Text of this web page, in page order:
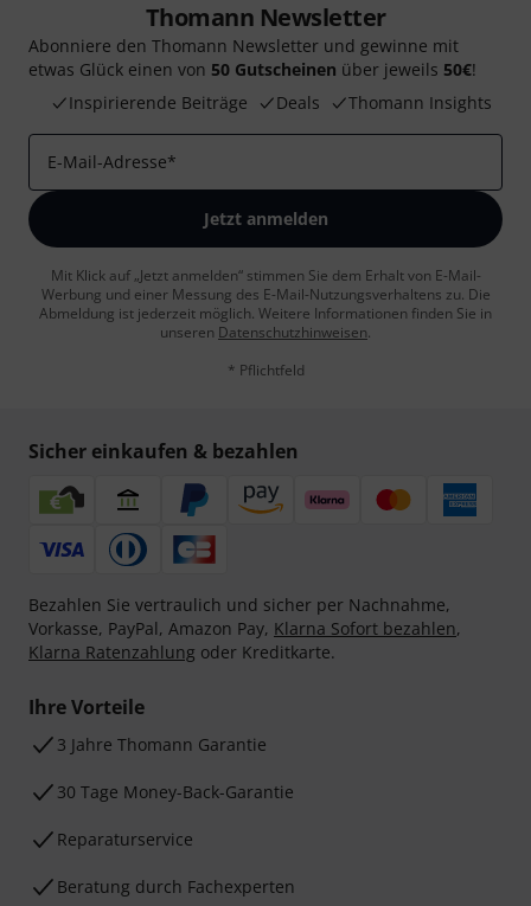
Thomann Newsletter
Abonniere den Thomann Newsletter und gewinne mit
etwas Glück einen von 50 Gutscheinen über jeweils 50€!
Inspirierende Beiträge
Deals Thomann Insights
E-Mail-Adresse*
Jetzt anmelden
Mit Klick auf „Jetzt anmelden“ stimmen Sie dem Erhalt von E-Mail-
Werbung und einer Messung des E-Mail-Nutzungsverhaltens zu. Die
Abmeldung ist jederzeit möglich. Weitere Informationen finden Sie in
unseren Datenschutzhinweisen.
* Pflichtfeld
Sicher einkaufen & bezahlen
Bezahlen Sie vertraulich und sicher per Nachnahme,
Vorkasse, PayPal, Amazon Pay, Klarna Sofort bezahlen,
Klarna Ratenzahlung oder Kreditkarte.
Ihre Vorteile
3 Jahre Thomann Garantie
30 Tage Money-Back-Garantie
Reparaturservice
Beratung durch Fachexperten